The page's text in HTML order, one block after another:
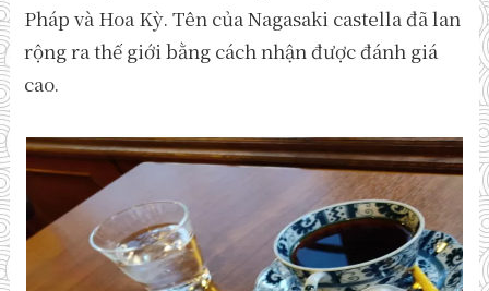
Pháp và Hoa Kỳ. Tên của Nagasaki castella đã lan
rộng ra thế giới bằng cách nhận được đánh giá
cao.